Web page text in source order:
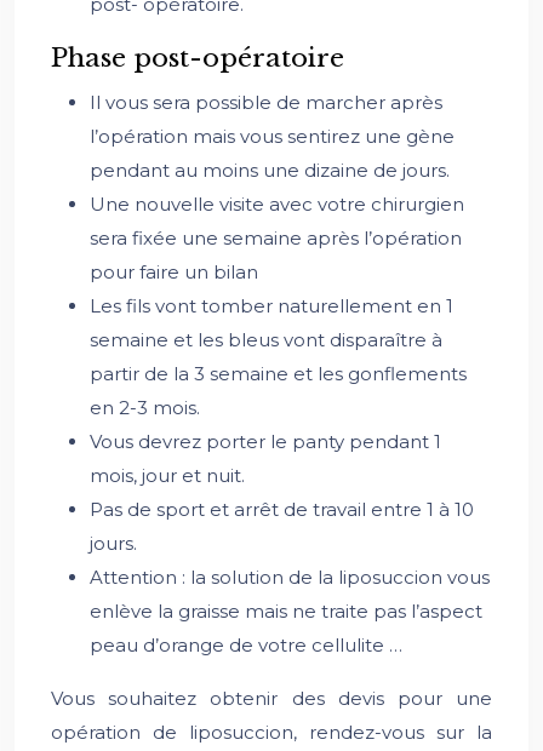
Phase post-opératoire
Il vous sera possible de marcher après
l’opération mais vous sentirez une gène
pendant au moins une dizaine de jours.
Une nouvelle visite avec votre chirurgien
sera fixée une semaine après l’opération
pour faire un bilan
Les fils vont tomber naturellement en 1
semaine et les bleus vont disparaître à
partir de la 3 semaine et les gonflements
en 2-3 mois.
Vous devrez porter le panty pendant 1
mois, jour et nuit.
Pas de sport et arrêt de travail entre 1 à 10
jours.
Attention : la solution de la liposuccion vous
enlève la graisse mais ne traite pas l’aspect
peau d’orange de votre cellulite …
Vous souhaitez obtenir des devis pour une
opération de liposuccion, rendez-vous sur la